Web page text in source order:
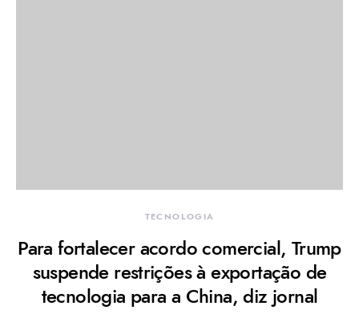
TECNOLOGIA
Para fortalecer acordo comercial, Trump
suspende restrições à exportação de
tecnologia para a China, diz jornal